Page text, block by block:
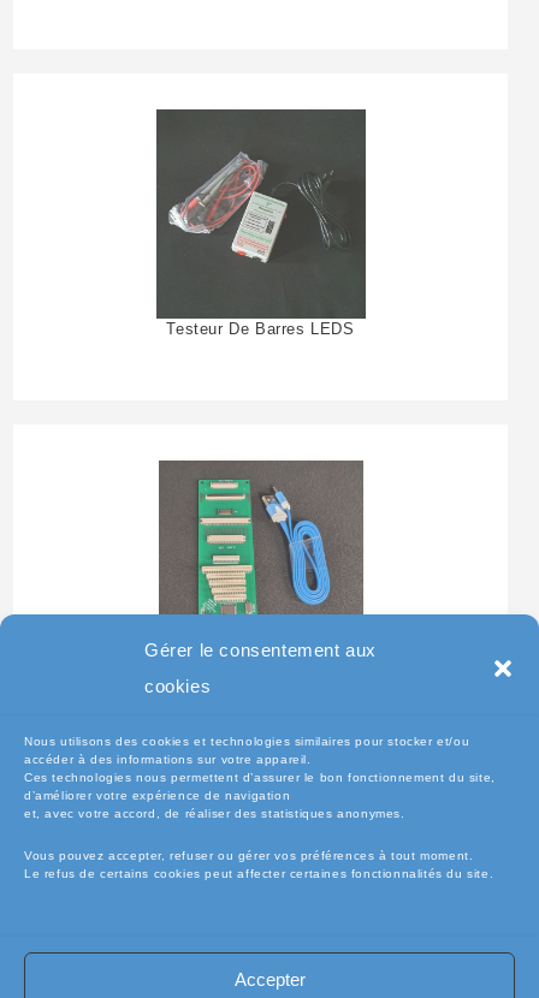
Gérer le consentement aux
cookies
Nous utilisons des cookies et technologies similaires pour stocker et/ou
accéder à des informations sur votre appareil.
Ces technologies nous permettent d’assurer le bon fonctionnement du site,
d’améliorer votre expérience de navigation
et, avec votre accord, de réaliser des statistiques anonymes.
Vous pouvez accepter, refuser ou gérer vos préférences à tout moment.
Le refus de certains cookies peut affecter certaines fonctionnalités du site.
Accepter
Testeur De Barres LEDS